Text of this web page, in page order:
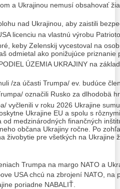
a Ukrajinou nemusí obsahovať
nad Ukrajinou, aby zaistili
licenciu na vlastnú výrobu
keby Zelenskij vycestoval na
odmietal ako ponižujúce priznanie
ÚZEMIA UKRAJINY na
/za účasti Trumpa/ ev. budúce
označili Rusko za dlhodobä
vyčlenili v roku 2026 Ukrajine
Ukrajine EU a spolu s
od medzinárodných finančných
občana Ukrajiny ročne. Po
živobytie pre všetkých na Ukrajine
Trumpa na margo NATO a
USA chcú na zbrojení NATO, na
poriadne NABALIŤ.